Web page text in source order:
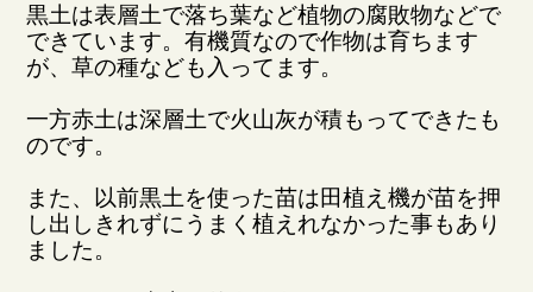
黒土は表層土で落ち葉など植物の腐敗物などで
できています。有機質なので作物は育ちます
が、草の種なども入ってます。
一方赤土は深層土で火山灰が積もってできたも
のです。
また、以前黒土を使った苗は田植え機が苗を押
し出しきれずにうまく植えれなかった事もあり
ました。